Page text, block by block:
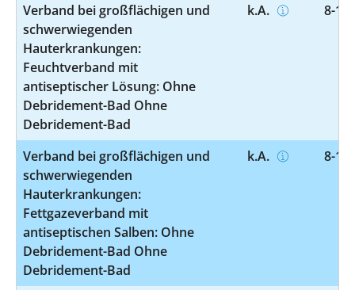
Verband bei großflächigen und
schwerwiegenden
Hauterkrankungen:
Feuchtverband mit
antiseptischer Lösung: Ohne
Debridement-Bad Ohne
Debridement-Bad
k.A. 8-
Verband bei großflächigen und
schwerwiegenden
Hauterkrankungen:
Fettgazeverband mit
antiseptischen Salben: Ohne
Debridement-Bad Ohne
Debridement-Bad
k.A. 8-